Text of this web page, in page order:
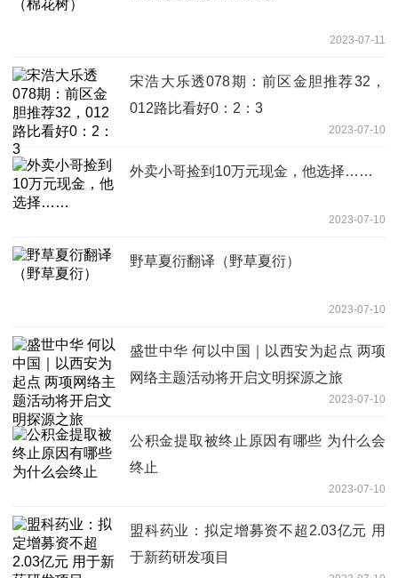
2023-07-11
宋浩大乐透078期：前区金胆推荐32，
012路比看好0：2：3
2023-07-10
外卖小哥捡到10万元现金，他选择……
2023-07-10
野草夏衍翻译（野草夏衍）
2023-07-10
盛世中华 何以中国｜以西安为起点 两项
网络主题活动将开启文明探源之旅
2023-07-10
公积金提取被终止原因有哪些 为什么会
终止
2023-07-10
盟科药业：拟定增募资不超2.03亿元 用
于新药研发项目